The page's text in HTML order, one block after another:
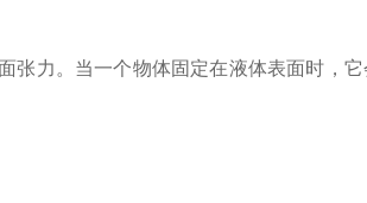
力。当一个物体固定在液体表面时，